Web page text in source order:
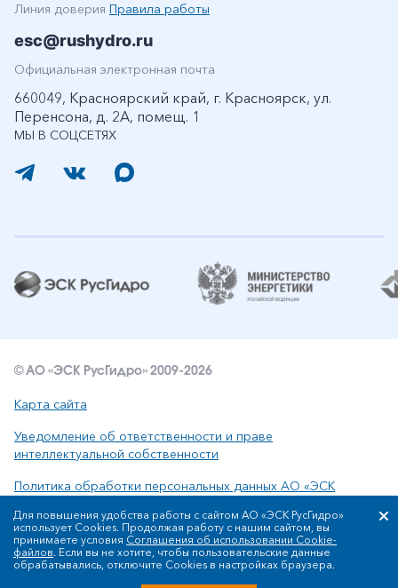
МЫ В СОЦСЕТЯХ
Линия доверия Правила работы
esc@rushydro.ru
Официальная электронная почта
660049, Красноярский край, г. Красноярск, ул.
Перенсона, д. 2А, помещ. 1
© АО «ЭСК РусГидро» 2009-2026
Карта сайта
Уведомление об ответственности и праве
интеллектуальной собственности
Политика обработки персональных данных АО «ЭСК
Сообщить об ошибке: ctrl+enter
Для повышения удобства работы с сайтом АО «ЭСК РусГидро»
использует Cookies. Продолжая работу с нашим сайтом, вы
принимаете условия Соглашения об использовании Cookie-
файлов. Если вы не хотите, чтобы пользовательские данные
обрабатывались, отключите Cookies в настройках браузера.